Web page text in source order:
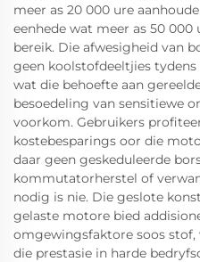
meer as 20 000 ure
eenhede wat meer as 50
bereik. Die afwesigheid van
geen koolstofdeeltjies
wat die behoefte aan
besoedeling van sensitiewe
voorkom. Gebruikers
kostebesparings oor die
daar geen geskeduleerde
kommutatorherstel of
nodig is nie. Die geslote
gelaste motore bied
omgewingsfaktore soos
die prestasie in harde